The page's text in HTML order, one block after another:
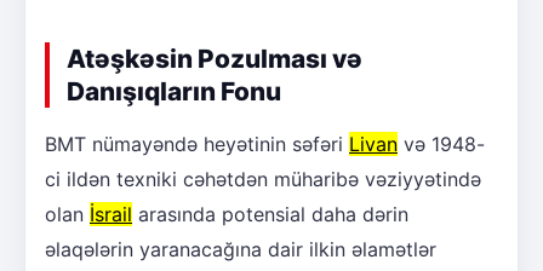
Atəşkəsin Pozulması və
Danışıqların Fonu
BMT nümayəndə heyətinin səfəri Livan və 1948-
ci ildən texniki cəhətdən müharibə vəziyyətində
olan İsrail arasında potensial daha dərin
əlaqələrin yaranacağına dair ilkin əlamətlər